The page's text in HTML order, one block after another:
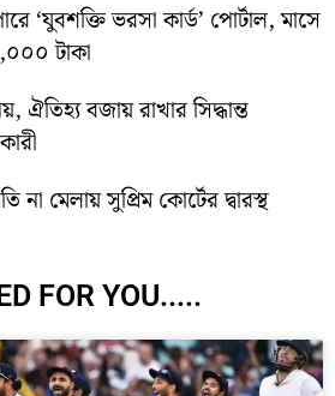
ভরসা কার্ড’ পোর্টাল, মাসে
টাকা
ঐতিহ্য বজায় রাখার সিদ্ধান্ত
না মেলায় সুপ্রিম কোর্টের দ্বারস্থ
FOR YOU.....